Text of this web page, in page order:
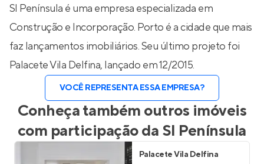
SI Península é uma empresa especializada em
Construção e Incorporação. Porto é a cidade que mais
faz lançamentos imobiliários. Seu último projeto foi
Palacete Vila Delfina, lançado em 12/2015.
VOCÊ REPRESENTA ESSA EMPRESA?
Conheça também outros imóveis
com participação da SI Península
Palacete Vila Delfina